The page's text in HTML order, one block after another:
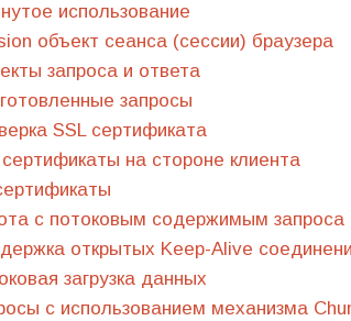
использование
объект сеанса (сессии) браузера
запроса и ответа
запросы
SSL сертификата
сертификаты на стороне клиента
с потоковым содержимым запроса
открытых Keep-Alive
загрузка данных
с использованием механизма